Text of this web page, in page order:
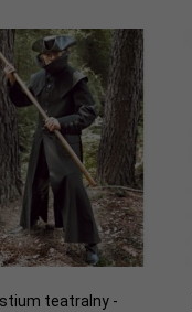
teatralny -